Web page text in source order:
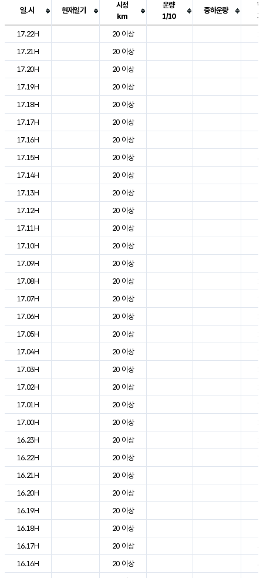
도시별 기상실황표로 지점, 날씨, 기온, 강수, 바람, 기압등을 안내한 표입
일.시 현재일기
시정
km
운량
1/10
중하운량
17.22H
20 이상
17.21H
20 이상
17.20H
20 이상
17.19H
20 이상
17.18H
20 이상
17.17H
20 이상
17.16H
20 이상
17.15H
20 이상
17.14H
20 이상
17.13H
20 이상
17.12H
20 이상
17.11H
20 이상
17.10H
20 이상
17.09H
20 이상
17.08H
20 이상
17.07H
20 이상
17.06H
20 이상
17.05H
20 이상
17.04H
20 이상
17.03H
20 이상
17.02H
20 이상
17.01H
20 이상
17.00H
20 이상
16.23H
20 이상
16.22H
20 이상
16.21H
20 이상
16.20H
20 이상
16.19H
20 이상
16.18H
20 이상
16.17H
20 이상
16.16H
20 이상